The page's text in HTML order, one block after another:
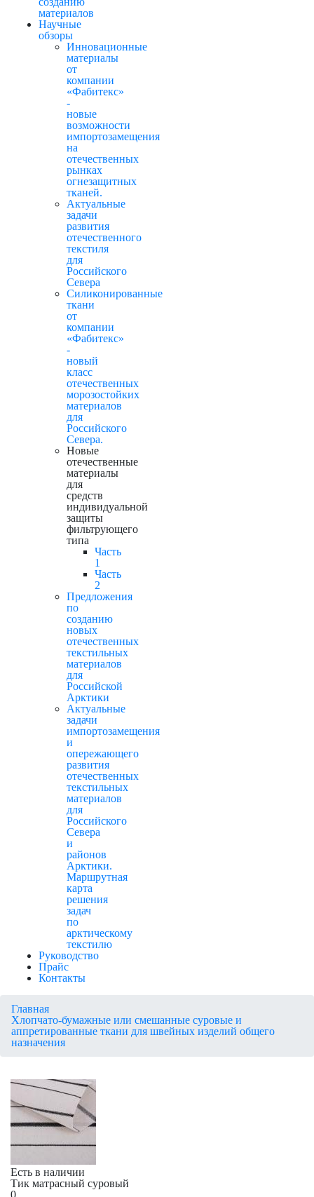
материалов
Научные
обзоры
Инновационные
материалы
от
компании
«Фабитекс»
-
новые
возможности
импортозамещения
на
отечественных
рынках
огнезащитных
тканей.
Актуальные
задачи
развития
отечественного
текстиля
для
Российского
Севера
Силиконированные
ткани
от
компании
«Фабитекс»
-
новый
класс
отечественных
морозостойких
материалов
для
Российского
Севера.
Новые
отечественные
материалы
для
средств
индивидуальной
защиты
фильтрующего
типа
Часть
1
Часть
2
Предложения
по
созданию
новых
отечественных
текстильных
материалов
для
Российской
Арктики
Актуальные
задачи
импортозамещения
и
опережающего
развития
отечественных
текстильных
материалов
для
Российского
Севера
и
районов
Арктики.
Маршрутная
карта
решения
задач
по
арктическому
текстилю
Руководство
Прайс
Контакты
Главная
Хлопчато-бумажные или смешанные суровые и
аппретированные ткани для швейных изделий общего
назначения
Есть в наличии
Тик матрасный суровый
0